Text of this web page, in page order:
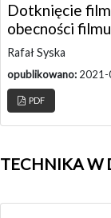
Dotknięcie
obecności
Rafał Syska
opublikowano:
PDF
TECHNIKA W